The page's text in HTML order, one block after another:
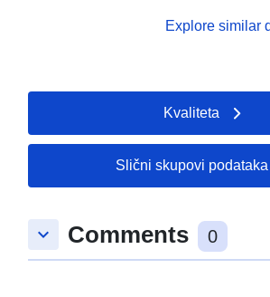
za sprečavanje rizika. Ti se podaci ne
Explore similar
Kvaliteta
Slični skupovi podataka
keyboard_arrow_down Comments 0